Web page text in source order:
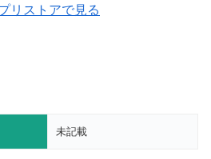
リストアで見る
未記載